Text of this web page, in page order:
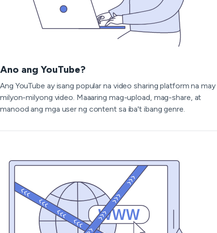
Ano ang YouTube?
Ang YouTube ay isang popular na video sharing platform na may
milyon-milyong video. Maaaring mag-upload, mag-share, at
manood ang mga user ng content sa iba't ibang genre.